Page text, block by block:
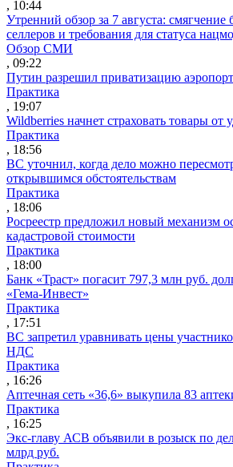
, 10:44
Утренний обзор за 7 августа: смягчение
селлеров и требования для статуса
Обзор СМИ
, 09:22
Путин разрешил приватизацию
Практика
, 19:07
Wildberries начнет страховать товары от
Практика
, 18:56
ВС уточнил, когда дело можно
открывшимся обстоятельствам
Практика
, 18:06
Росреестр предложил новый механизм
кадастровой стоимости
Практика
, 18:00
Банк «Траст» погасит 797,3 млн руб.
«Гема-Инвест»
Практика
, 17:51
ВС запретил уравнивать цены
НДС
Практика
, 16:26
Аптечная сеть «36,6» выкупила 83
Практика
, 16:25
Экс-главу АСВ объявили в розыск по
млрд руб.